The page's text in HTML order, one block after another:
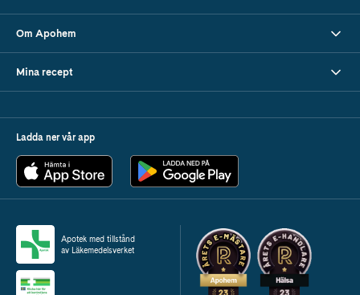
Om Apohem
Mina recept
Ladda ner vår app
Apotek med tillstånd
av Läkemedelsverket